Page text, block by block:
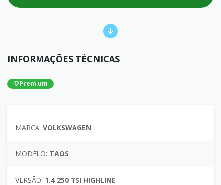
INFORMAÇÕES TÉCNICAS
Premium
MARCA: VOLKSWAGEN
MODELO: TAOS
VERSÃO: 1.4 250 TSI HIGHLINE